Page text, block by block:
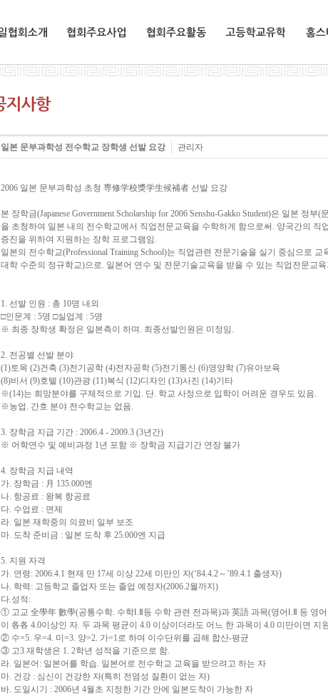
일본 문부과학성 전수학교 장학생 선발 요강 관리자
2006 일본 문부과학성 초청 専修学校獎学生候補者 선발 요강
본 장학금(Japanese Government Scholarship for 2006 Senshu-Gakko Student)은 일본 정
을 초청하여 일본 내의 전수학교에서 직업전문교육을 수학하게 함으로써. 양국간의 직
증진을 위하여 지원하는 장학 프로그램임.
일본의 전수학교(Professional Training School)는 직업관련 전문기술을 실기 중심으로
대학 수준의 정규학교)으로. 일본어 연수 및 전문기술교육을 받을 수 있는 직업전문교육
1. 선발 인원 : 총 10명 내외
□인문계 : 5명 □실업계 : 5명
※ 최종 장학생 확정은 일본측이 하며. 최종선발인원은 미정임.
2. 전공별 선발 분야
(1)토목 (2)건축 (3)전기공학 (4)전자공학 (5)전기통신 (6)영양학 (7)유아보육
(8)비서 (9)호텔 (10)관광 (11)복식 (12)디자인 (13)사진 (14)기타
※(14)는 희망분야를 구체적으로 기입. 단. 학교 사정으로 입학이 어려운 경우도 있음.
※농업. 간호 분야 전수학교는 없음.
3. 장학금 지급 기간 : 2006.4 - 2009.3 (3년간)
※ 어학연수 및 예비과정 1년 포함 ※ 장학금 지급기간 연장 불가
4. 장학금 지급 내역
가. 장학금 : 月 135.000엔
나. 항공료 : 왕복 항공료
다. 수업료 : 면제
라. 일본 재학중의 의료비 일부 보조
마. 도착 준비금 : 일본 도착 후 25.000엔 지급
5. 지원 자격
가. 연령: 2006.4.1 현재 만 17세 이상 22세 미만인 자(‘84.4.2～’89.4.1 출생자)
나. 학력: 고등학교 졸업자 또는 졸업 예정자(2006.2월까지)
다.성적:
① 고교 全學年 數學(공통수학. 수학Ⅰ.Ⅱ등 수학 관련 전과목)과 英語 과목(영어Ⅰ.Ⅱ 등 영
이 各各 4.0이상인 자. 두 과목 평균이 4.0 이상이더라도 어느 한 과목이 4.0 미만이면 지
② 수=5. 우=4. 미=3. 양=2. 가=1로 하여 이수단위를 곱해 합산-평균
③ 고3 재학생은 1. 2학년 성적을 기준으로 함.
라. 일본어: 일본어를 학습. 일본어로 전수학교 교육을 받으려고 하는 자
마. 건강 : 심신이 건강한 자(특히 전염성 질환이 없는 자)
바. 도일시기 : 2006년 4월초 지정한 기간 안에 일본도착이 가능한 자